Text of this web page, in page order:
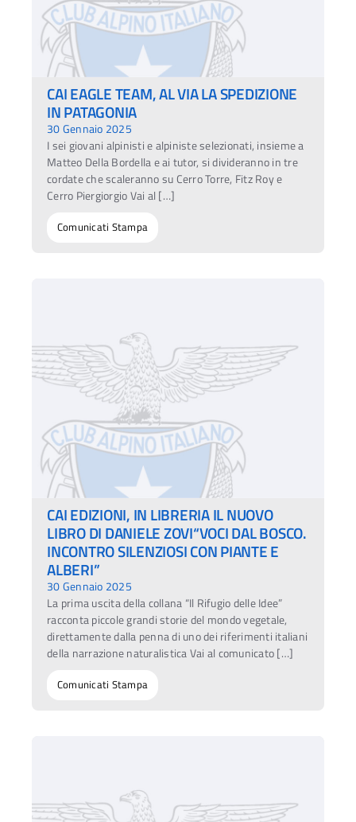
CAI EAGLE TEAM, AL VIA LA SPEDIZIONE
IN PATAGONIA
30 Gennaio 2025
I sei giovani alpinisti e alpiniste selezionati, insieme a
Matteo Della Bordella e ai tutor, si divideranno in tre
cordate che scaleranno su Cerro Torre, Fitz Roy e
Cerro Piergiorgio Vai al […]
Comunicati Stampa
CAI EDIZIONI, IN LIBRERIA IL NUOVO
LIBRO DI DANIELE ZOVI“VOCI DAL BOSCO.
INCONTRO SILENZIOSI CON PIANTE E
ALBERI”
30 Gennaio 2025
La prima uscita della collana “Il Rifugio delle Idee”
racconta piccole grandi storie del mondo vegetale,
direttamente dalla penna di uno dei riferimenti italiani
della narrazione naturalistica Vai al comunicato […]
Comunicati Stampa